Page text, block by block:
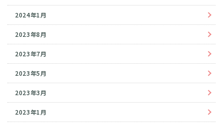
2024年1月
2023年8月
2023年7月
2023年5月
2023年3月
2023年1月